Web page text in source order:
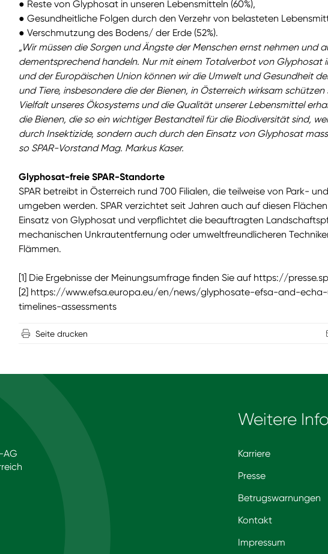
● Reste von Glyphosat in unseren Lebensmitteln (60%),
● Gesundheitliche Folgen durch den Verzehr von belasteten
● Verschmutzung des Bodens/ der Erde (52%).
„Wir müssen die Sorgen und Ängste der Menschen ernst nehmen und
dementsprechend handeln. Nur mit einem Totalverbot von Glyphosat
und der Europäischen Union können wir die Umwelt und Gesundheit
und Tiere, insbesondere die der Bienen, in Österreich wirksam schützen
Vielfalt unseres Ökosystems und die Qualität unserer Lebensmittel
die Bienen, die so ein wichtiger Bestandteil für die Biodiversität sind,
durch Insektizide, sondern auch durch den Einsatz von Glyphosat
so SPAR-Vorstand Mag. Markus Kaser.
Glyphosat-freie SPAR-Standorte
SPAR betreibt in Österreich rund 700 Filialen, die teilweise von Park-
umgeben werden. SPAR verzichtet seit Jahren auch auf diesen
Einsatz von Glyphosat und verpflichtet die beauftragten
mechanischen Unkrautentfernung oder umweltfreundlicheren
Flämmen.
[1] Die Ergebnisse der Meinungsumfrage finden Sie auf https://
[2] https://www.efsa.europa.eu/en/news/glyphosate-efsa-and-
timelines-assessments
Seite drucken
AG
Weitere
Karriere
Presse
Betrugswarnungen
Kontakt
Impressum